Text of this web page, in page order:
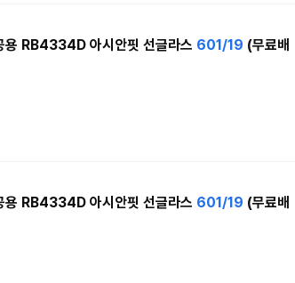
용 RB4334D 아시안핏 선글라스 601/19 (무료배
용 RB4334D 아시안핏 선글라스 601/19 (무료배